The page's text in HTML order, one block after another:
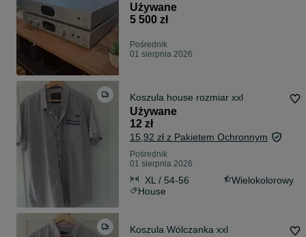
Używane
5 500 zł
Pośrednik
01 sierpnia 2026
Koszula house rozmiar xxl
Używane
12 zł
15,92 zł z Pakietem Ochronnym
Pośrednik
01 sierpnia 2026
XL / 54-56
Wielokolorowy
House
Koszula Wólczanka xxl